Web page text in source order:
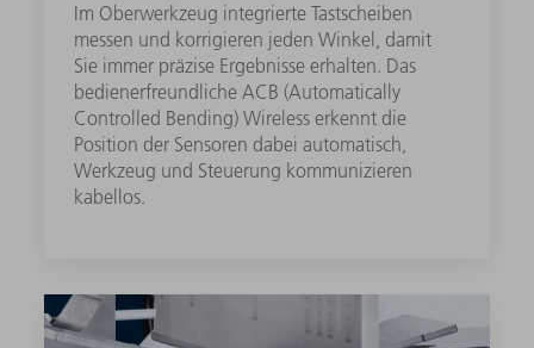
Im Oberwerkzeug integrierte Tastscheiben
messen und korrigieren jeden Winkel, damit
Sie immer präzise Ergebnisse erhalten. Das
bedienerfreundliche ACB (Automatically
Controlled Bending) Wireless erkennt die
Position der Sensoren dabei automatisch,
Werkzeug und Steuerung kommunizieren
kabellos.